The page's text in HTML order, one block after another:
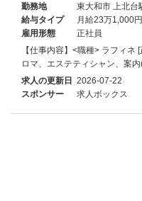
勤務地
東大和市 上北台
給与タイプ
月給23万1,000
雇用形態
正社員
【仕事内容】<職種> ラフィ
ロマ、エステティシャン、案
求人の更新日 2026-07-22
スポンサー
求人ボックス